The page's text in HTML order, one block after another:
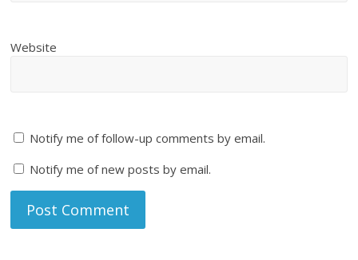
Website
Notify me of follow-up comments by email.
Notify me of new posts by email.